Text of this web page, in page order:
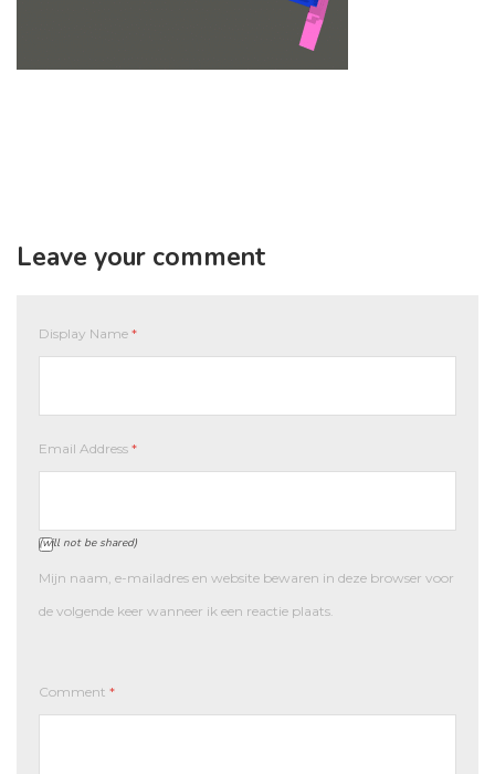
Leave your comment
Display Name *
Email Address *
(will not be shared)
Mijn naam, e-mailadres en website bewaren in deze browser voor
de volgende keer wanneer ik een reactie plaats.
Comment *